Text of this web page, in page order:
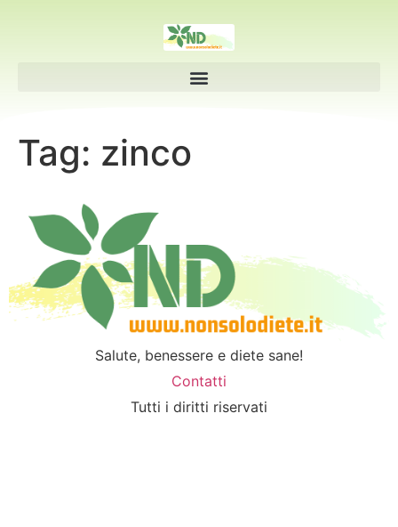
Tag: zinco
Salute, benessere e diete sane!
Contatti
Tutti i diritti riservati